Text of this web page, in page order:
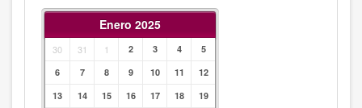
Enero 2025
30 31 1 2 3 4
5
6
7 8 9 10 11
12
13
14 15 16 17 18
19